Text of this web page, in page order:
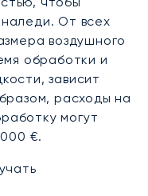
От всех
воздушного
обработки и
зависит
расходы на
могут
€.